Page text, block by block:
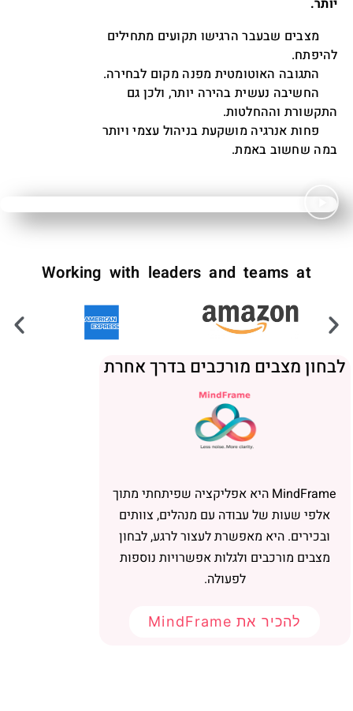
יותר.
מצבים שבעבר הרגישו תקועים מתחילים
להיפתח.
התגובה האוטומטית מפנה מקום לבחירה.
החשיבה נעשית בהירה יותר, ולכן גם
התקשורת וההחלטות.
פחות אנרגיה מושקעת בניהול עצמי ויותר
במה שחשוב באמת.
Working with leaders and teams at
מצבים מורכבים בדרך אחרת
MindFrame היא אפליקציה שפיתחתי מתוך
אלפי שעות של עבודה עם מנהלים, צוותים
ובכירים. היא מאפשרת לעצור לרגע, לבחון
מצבים מורכבים ולגלות אפשרויות נוספות
לפעולה.
להכיר את MindFrame